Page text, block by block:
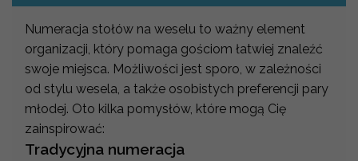
Numeracja stołów na weselu to ważny element
organizacji, który pomaga gościom łatwiej znaleźć
swoje miejsca. Możliwości jest sporo, w zależności
od stylu wesela, a także osobistych preferencji pary
młodej. Oto kilka pomysłów, które mogą Cię
zainspirować:
Tradycyjna numeracja